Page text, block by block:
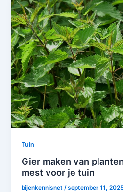
Tuin
Gier maken van
mest voor je tuin
bijenkennisnet/september 11, 2025